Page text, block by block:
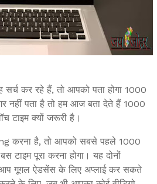
कर रहे हैं, तो आपको पता होगा 1000
नहीं पता है तो हम आज बता देते हैं 1000
टाइम क्यों जरूरी है।
करना है, तो आपको सबसे पहले 1000
टाइम पूरा करना होगा। यह दोनों
गूगल ऐडसेंस के लिए अप्लाई कर सकते